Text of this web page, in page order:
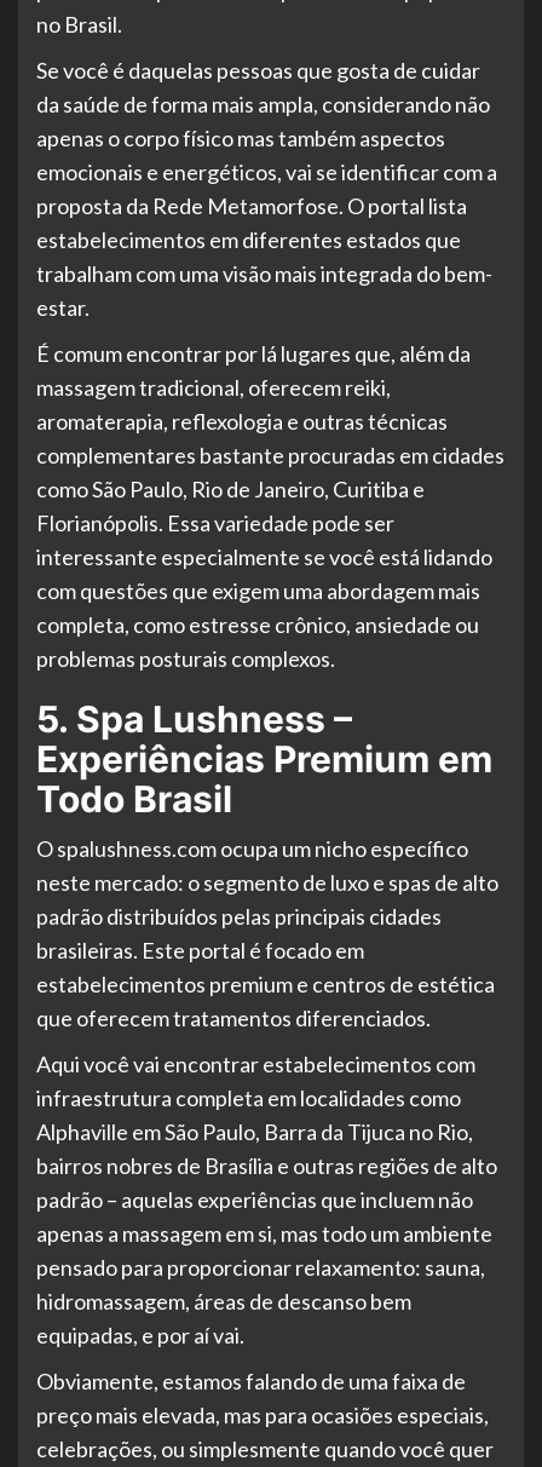
no Brasil.
Se você é daquelas pessoas que gosta de cuidar
da saúde de forma mais ampla, considerando não
apenas o corpo físico mas também aspectos
emocionais e energéticos, vai se identificar com a
proposta da Rede Metamorfose. O portal lista
estabelecimentos em diferentes estados que
trabalham com uma visão mais integrada do bem-
estar.
É comum encontrar por lá lugares que, além da
massagem tradicional, oferecem reiki,
aromaterapia, reflexologia e outras técnicas
complementares bastante procuradas em cidades
como São Paulo, Rio de Janeiro, Curitiba e
Florianópolis. Essa variedade pode ser
interessante especialmente se você está lidando
com questões que exigem uma abordagem mais
completa, como estresse crônico, ansiedade ou
problemas posturais complexos.
5. Spa Lushness –
Experiências Premium em
Todo Brasil
O spalushness.com ocupa um nicho específico
neste mercado: o segmento de luxo e spas de alto
padrão distribuídos pelas principais cidades
brasileiras. Este portal é focado em
estabelecimentos premium e centros de estética
que oferecem tratamentos diferenciados.
Aqui você vai encontrar estabelecimentos com
infraestrutura completa em localidades como
Alphaville em São Paulo, Barra da Tijuca no Rio,
bairros nobres de Brasília e outras regiões de alto
padrão – aquelas experiências que incluem não
apenas a massagem em si, mas todo um ambiente
pensado para proporcionar relaxamento: sauna,
hidromassagem, áreas de descanso bem
equipadas, e por aí vai.
Obviamente, estamos falando de uma faixa de
preço mais elevada, mas para ocasiões especiais,
celebrações, ou simplesmente quando você quer